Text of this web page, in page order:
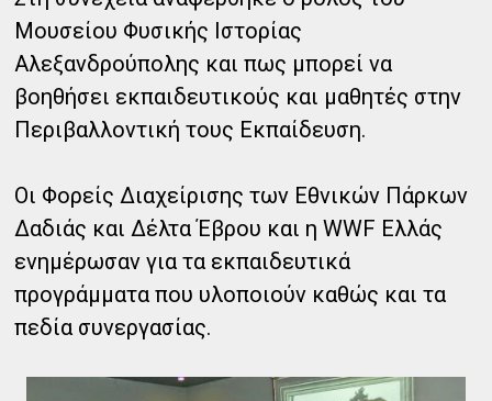
Μουσείου Φυσικής Ιστορίας
Αλεξανδρούπολης και πως μπορεί να
βοηθήσει εκπαιδευτικούς και μαθητές στην
Περιβαλλοντική τους Εκπαίδευση.
Οι Φορείς Διαχείρισης των Εθνικών Πάρκων
Δαδιάς και Δέλτα Έβρου και η WWF Ελλάς
ενημέρωσαν για τα εκπαιδευτικά
προγράμματα που υλοποιούν καθώς και τα
πεδία συνεργασίας.